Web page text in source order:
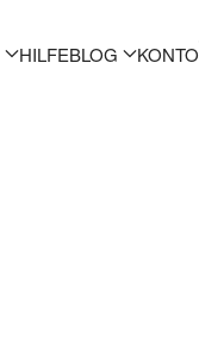
HILFEBLOG KONTO